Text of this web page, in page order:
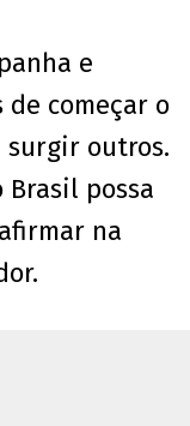
e
de começar o
surgir outros.
Brasil possa
na